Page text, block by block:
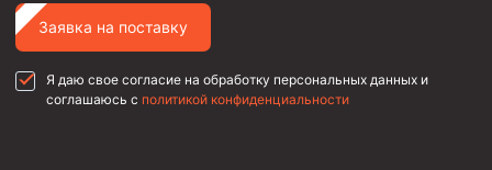
Заявка на поставку
Я даю свое согласие на обработку персональных данных и
соглашаюсь с политикой конфиденциальности